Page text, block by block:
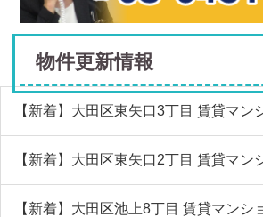
物件更新情報
【新着】大田区東矢口3丁目 賃貸マン
【新着】大田区東矢口2丁目 賃貸マン
【新着】大田区池上8丁目 賃貸マンシ